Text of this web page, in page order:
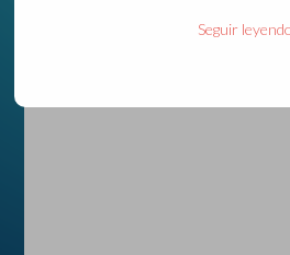
Seguir